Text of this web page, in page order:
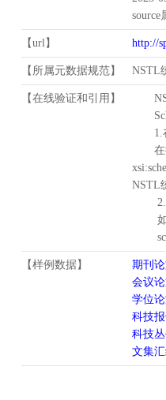
source
【url】 http://
【所属元数据规范】 NSTL
【在线验证和引用】
1.
在待
NSTL
2.
如需
【样例数据】
期刊
会议
学位
科技
科技
文集